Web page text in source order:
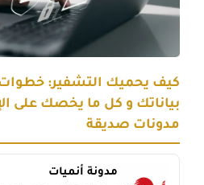
كيف يحميك التشفير:
بياناتك و كل ما يخصك على
مدونات صديقة
مدونة أنميات